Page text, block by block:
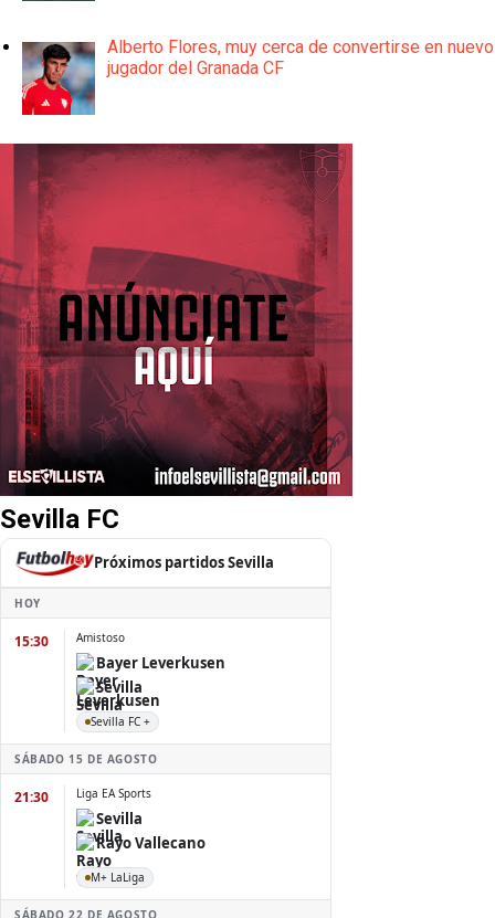
Alberto Flores, muy cerca de convertirse en nuevo
jugador del Granada CF
Sevilla FC